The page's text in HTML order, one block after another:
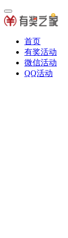
首页
有奖活动
微信活动
QQ活动